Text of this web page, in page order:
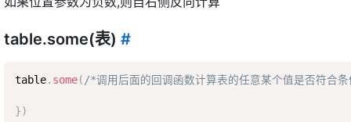
table.some(表) #
table. some(/*调用后面的回调函数计算表的任意某个值是否符合
})